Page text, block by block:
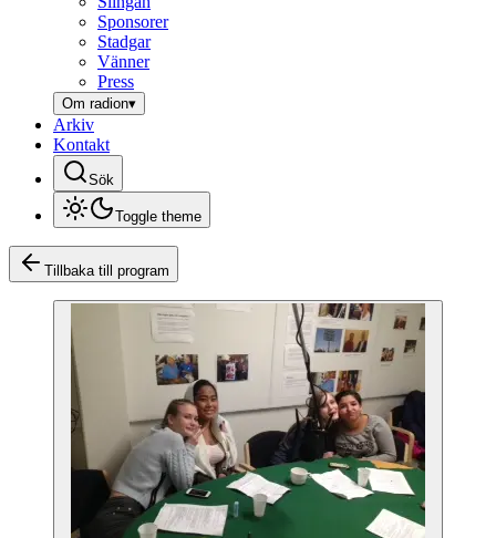
Sponsorer
Stadgar
Vänner
Press
Om radion▾
Arkiv
Kontakt
Sök
Toggle theme
Tillbaka till program